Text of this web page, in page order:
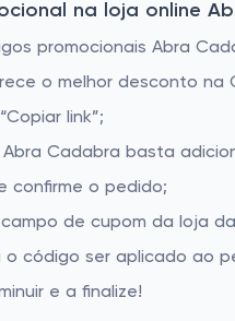
na loja online
promocionais Abra
o melhor desconto na
link”;
Cadabra basta
confirme o pedido;
de cupom da loja
o código ser aplicado ao
e a finalize!